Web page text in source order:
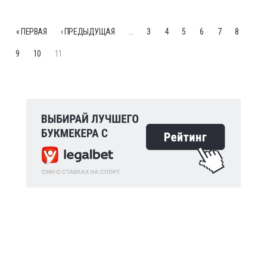
« ПЕРВАЯ ‹ ПРЕДЫДУЩАЯ 3 4 5 6 7 8
9 10 11